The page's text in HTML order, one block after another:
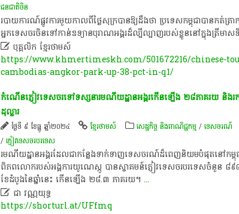
ជនជាតិ​ចិន
របាយការណ៍ផ្លូវការមួយកាលពីថ្ងៃសុក្របានឱ្យដឹងថា ប្រទេសកម្ពុជាបានកត់ត្រា
អ្នកទេសចរចិនទៅកាន់ឧទ្យានបុរាណអង្គរដ៏ល្បីល្បាញរបស់ខ្លួននៅក្នុងត្រីម
 បុគ្គលិក​ ខ្មែរ​ថា​ម​ស៍​
https://www.khmertimeskh.com/501672216/chinese-
cambodias-angkor-park-up-38-pct-in-q1/
កំណើនភ្ញៀវទេសចរទៅទស្សនារមណីយដ្ឋានអង្គរកើនឡើង ២៨ភាគរយ
ដុល្លារ
ថ្ងៃទី ៩ ខែធ្នូ ឆ្នាំ២០២៤ ខ្មែរថាមស៍ សេដ្ឋកិច្ច និងពាណិជ្ជកម្ម/ទេសចរណ៍
/ភ្ញៀវទេសចរ​បរទេស​
រមណីយដ្ឋានអង្គរដែលជាកន្លែងទាក់ទាញទេសចរណ៍ដ៏ពេញនិយមបំផុតនៅកម្ពុ
ពិភពលោករបស់អង្គការយូណេស្កូ បានស្វាគមន៍ភ្ញៀវទេសចរបរទេសចំនួន ៨
ខែដំបូងនៃឆ្នាំនេះ កើនឡើង ២៨.៣ ភាគរយ។...
 ជា វណ្ណយុទ្ធ
https://shorturl.at/UFfmq